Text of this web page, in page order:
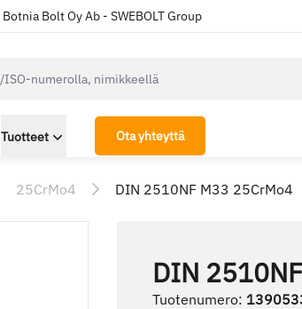
Botnia Bolt Oy Ab - SWEBOLT Group
Tuotteet Ota yhteyttä
25CrMo4 DIN 2510NF M33 25CrMo4
DIN
Tuotenumero: